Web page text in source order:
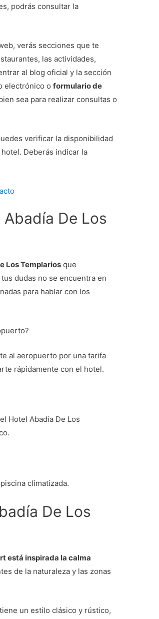
podrás consultar la
verás secciones que te
las actividades,
al blog oficial y la sección
electrónico oformulario de
sea para realizar consultas o
verificar la disponibilidad
Deberás indicar la
De Los
Los Templarios que
dudas no se encuentra en
para hablar con los
al aeropuerto por una tarifa
rápidamente con el hotel.
Hotel Abadía De Los
climatizada.
De Los
está inspirada la calma
de la naturaleza y las zonas
un estilo clásico y rústico,